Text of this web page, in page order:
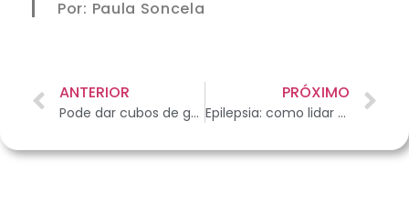
Por: Paula Soncela
ANTERIOR
Pode dar cubos de gelo para o pet?
PRÓXIMO
Epilepsia: como lidar com a doença e ajudar seu cachorro